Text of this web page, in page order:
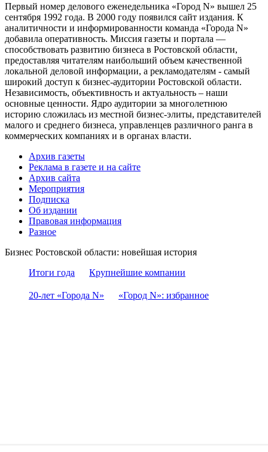
Первый номер делового еженедельника «Город N» вышел 25
сентября 1992 года. В 2000 году появился сайт издания. К
аналитичности и информированности команда «Города N»
добавила оперативность. Миссия газеты и портала —
способствовать развитию бизнеса в Ростовской области,
предоставляя читателям наибольший объем качественной
локальной деловой информации, а рекламодателям - самый
широкий доступ к бизнес-аудитории Ростовской области.
Независимость, объективность и актуальность – наши
основные ценности. Ядро аудитории за многолетнюю
историю сложилась из местной бизнес-элиты, представителей
малого и среднего бизнеса, управленцев различного ранга в
коммерческих компаниях и в органах власти.
Архив газеты
Реклама в газете и на сайте
Архив сайта
Мероприятия
Подписка
Об издании
Правовая информация
Разное
Бизнес Ростовской области: новейшая история
Итоги года
Крупнейшие компании
20-лет «Города N» «Город N»: избранное